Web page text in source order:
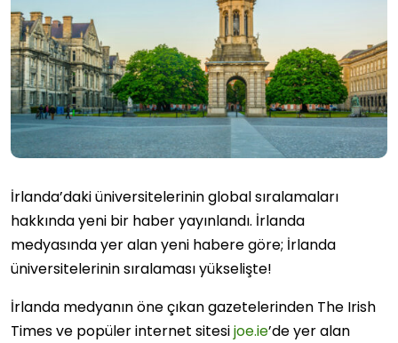
İrlanda’daki üniversitelerinin global sıralamaları
hakkında yeni bir haber yayınlandı. İrlanda
medyasında yer alan yeni habere göre; İrlanda
üniversitelerinin sıralaması yükselişte!
İrlanda medyanın öne çıkan gazetelerinden The Irish
Times ve popüler internet sitesijoe.ie’de yer alan